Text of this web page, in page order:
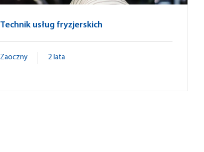
Technik usług fryzjerskich
Zaoczny 2 lata